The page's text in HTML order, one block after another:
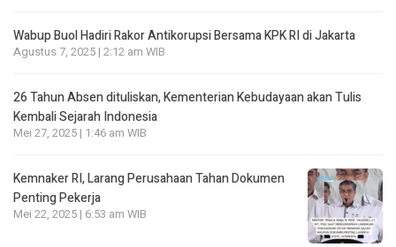
Wabup Buol Hadiri Rakor Antikorupsi Bersama KPK RI di Jakarta
Agustus 7, 2025 | 2:12 am WIB
26 Tahun Absen dituliskan, Kementerian Kebudayaan akan Tulis
Kembali Sejarah Indonesia
Mei 27, 2025 | 1:46 am WIB
Kemnaker RI, Larang Perusahaan Tahan Dokumen
Penting Pekerja
Mei 22, 2025 | 6:53 am WIB